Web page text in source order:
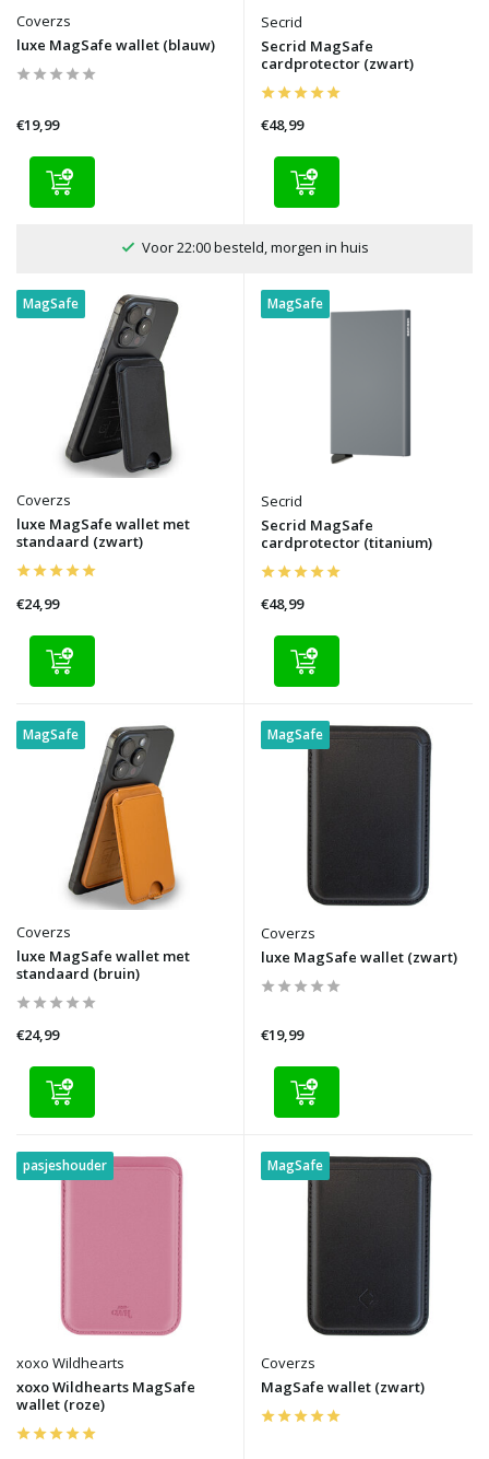
Coverzs
luxe MagSafe wallet (blauw)
€19,99
Secrid
Secrid MagSafe
cardprotector (zwart)
€48,99
100 dagen bedenktijd
MagSafe
Coverzs
luxe MagSafe wallet met
standaard (zwart)
€24,99
MagSafe
Secrid
Secrid MagSafe
cardprotector (titanium)
€48,99
MagSafe
Coverzs
luxe MagSafe wallet met
standaard (bruin)
€24,99
MagSafe
Coverzs
luxe MagSafe wallet (zwart)
€19,99
pasjeshouder
xoxo Wildhearts
xoxo Wildhearts MagSafe
wallet (roze)
MagSafe
Coverzs
MagSafe wallet (zwart)